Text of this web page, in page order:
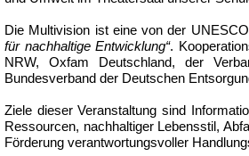
Die Multivision ist eine von der UNESCO
für nachhaltige Entwicklung“.
NRW, Oxfam Deutschland, der
Bundesverband der Deutschen
Ziele dieser Veranstaltung sind
Ressourcen, nachhaltiger Lebensstil,
Förderung verantwortungsvoller